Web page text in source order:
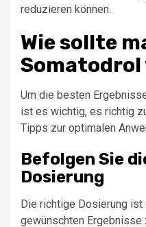
reduzieren können.
Wie sollte
Somatodrol
Um die besten
ist es wichtig, es richtig
Tipps zur optimalen
Befolgen Sie
Dosierung
Die richtige Dosierung ist
gewünschten Ergebnisse